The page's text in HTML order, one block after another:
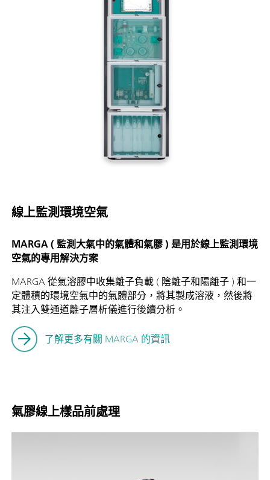
線上監測環境空氣
MARGA ( 監測大氣中的氣體和氣膠 ) 是用於線上監測環境
空氣的專用解決方案
MARGA 從氣溶膠中收集離子負載 ( 陰離子和陽離子 ) 和一
定體積的環境空氣中的氣體部分，將其製成溶液，然後將
其注入雙通道離子層析儀進行後續分析。
了解更多有關 MARGA 的資訊
氣膠線上樣品前處理